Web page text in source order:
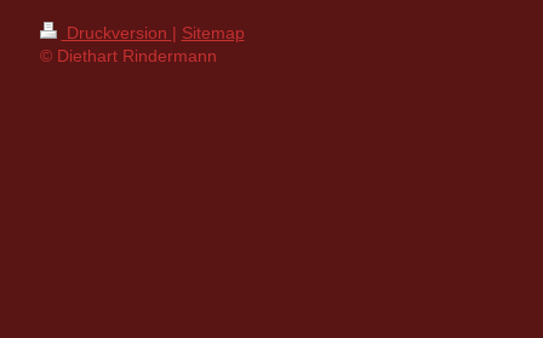
Druckversion | Sitemap
© Diethart Rindermann